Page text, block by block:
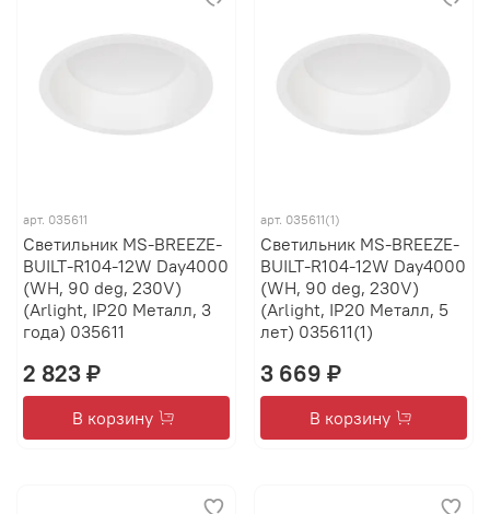
арт. 035611
Светильник MS-BREEZE-
BUILT-R104-12W Day4000
(WH, 90 deg, 230V)
(Arlight, IP20 Металл, 3
года) 035611
2 823 ₽
В корзину
арт. 035611(1)
Светильник MS-BREEZE-
BUILT-R104-12W Day4000
(WH, 90 deg, 230V)
(Arlight, IP20 Металл, 5
лет) 035611(1)
3 669 ₽
В корзину